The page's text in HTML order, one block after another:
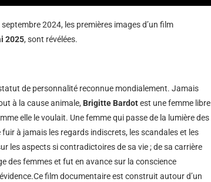
2024, les premières images d’un film
2025, sont révélées.
de personnalité reconnue mondialement. Jamais
à la cause animale, Brigitte Bardotest une femme libre
elle le voulait. Une femme qui passe de la lumière des
à jamais les regards indiscrets, les scandales et les
les aspects si contradictoires de sa vie ; de sa carrière
des femmes et fut en avance sur la conscience
film documentaire est construit autour d’un